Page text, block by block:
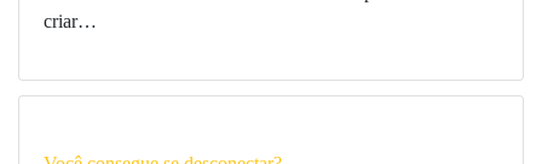
criar…